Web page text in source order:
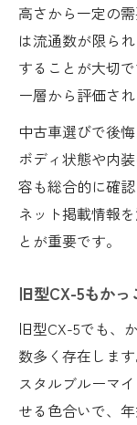
高さから一定の
は流通数が限ら
することが大切
ー層から評価さ
中古車選びで後
ボディ状態や内
容も総合的に確
ネット掲載情報
とが重要です。
旧型CX-5もか
旧型CX-5でも、
数多く存在しま
スタルブルーマ
せる色合いで、